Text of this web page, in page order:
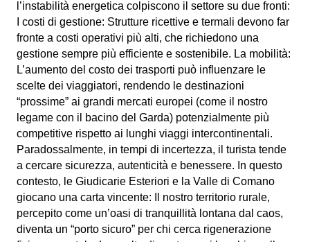
l’instabilità energetica colpiscono il settore su due fronti:
I costi di gestione: Strutture ricettive e termali devono far
fronte a costi operativi più alti, che richiedono una
gestione sempre più efficiente e sostenibile. La mobilità:
L’aumento del costo dei trasporti può influenzare le
scelte dei viaggiatori, rendendo le destinazioni
“prossime” ai grandi mercati europei (come il nostro
legame con il bacino del Garda) potenzialmente più
competitive rispetto ai lunghi viaggi intercontinentali.
Paradossalmente, in tempi di incertezza, il turista tende
a cercare sicurezza, autenticità e benessere. In questo
contesto, le Giudicarie Esteriori e la Valle di Comano
giocano una carta vincente: Il nostro territorio rurale,
percepito come un’oasi di tranquillità lontana dal caos,
diventa un “porto sicuro” per chi cerca rigenerazione